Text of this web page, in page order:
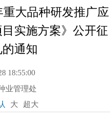
大品种研发推广应
实施方案》公开征
通知
18:55:00
业管理处
大 超大